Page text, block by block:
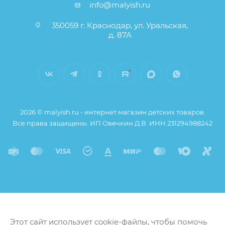
info@malyish.ru
350059 г. Краснодар, ул. Уральская,
д. 87А
2026 © malyish.ru - интернет магазин детских товаров.
Все права защищены. ИП Овечкин Д.В. ИНН 231294988242
Этот сайт использует cookie-файлы, чтобы помочь